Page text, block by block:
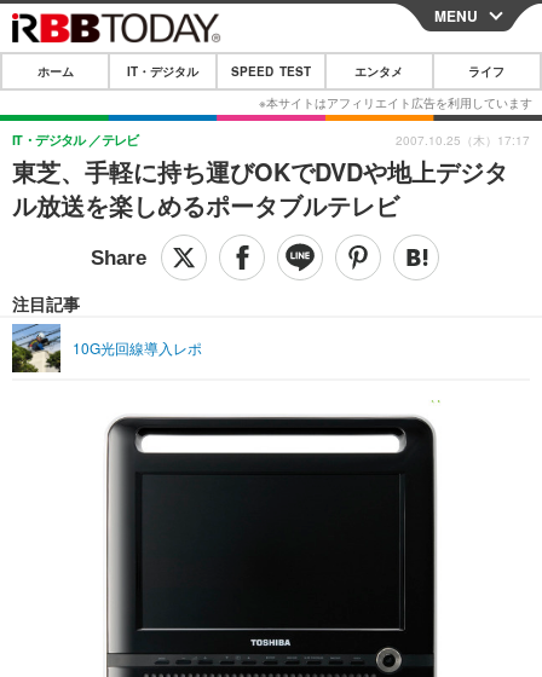
CLOSE
ホーム
IT・デジタル
IT・デジタルTOP スマートフォン
ショッピング その他
SPEED TEST
エンタメTOP 映画・ドラマ
グラビア ブログ
ショッピング その他
ライフTOP
その他
リリース一覧
MENU
ホーム IT・デジタル SPEED TEST エンタメ ライフ
東芝、手軽に持ち運びOKでDVDや地上デジタ
ル放送を楽しめるポータブルテレビ
IT・デジタル テレビ
注目記事
10G光回線導入レポ
2007.10.25（木）17:17